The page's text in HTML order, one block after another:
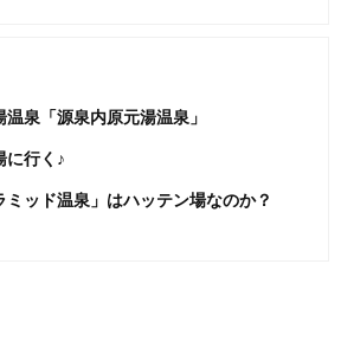
泉「源泉内原元湯温泉」
に行く♪
ッド温泉」はハッテン場なのか？